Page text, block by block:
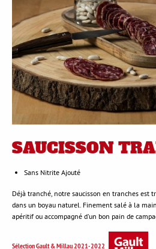
SAUCISSON
Sans Nitrite Ajouté
Déjà tranché, notre saucisson en tranches est
dans un boyau naturel. Finement salé à la
apéritif ou accompagné d'un bon pain de
Sélection Gault & Millau 2021-2022